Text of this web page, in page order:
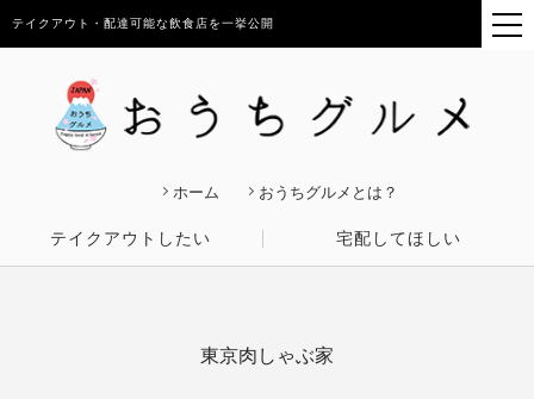
テイクアウト・配達可能な飲食店を一挙公開
ホーム おうちグルメとは？
テイクアウトしたい 宅配してほしい
東京肉しゃぶ家